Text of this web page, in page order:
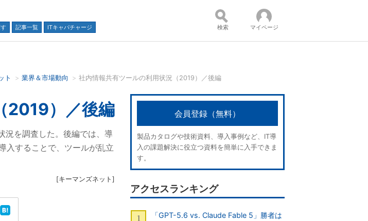
記事一覧 ITキャパチャージ
コンテンツ：
並び順：
検索 マイページ
ト 業界＆市場動向 社内情報共有ツールの利用状況（2019）／後編
2019）／後編
況を調査した。後編では、導
入することで、ツールが乱立
[キーマンズネット ]
会員登録（無料）
製品カタログや技術資料、導入事例など、IT導
入の課題解決に役立つ資料を簡単に入手できま
す。
アクセスランキング
「GPT-5.6 vs. Claude Fable 5」勝者は